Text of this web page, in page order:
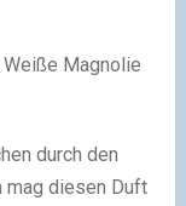
Magnolie
durch den
mag diesen Duft